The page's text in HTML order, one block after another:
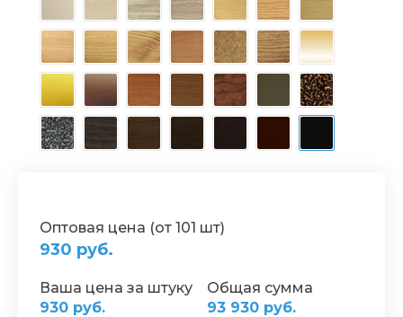
Оптовая цена (от 101 шт)
930 руб.
Ваша цена за штуку
930 руб.
Общая сумма
93 930 руб.